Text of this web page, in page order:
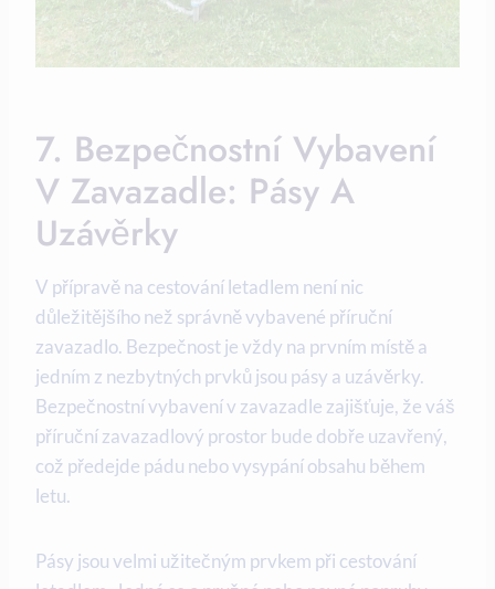
7. Bezpečnostní Vybavení
V Zavazadle: Pásy A
Uzávěrky
V přípravě na cestování letadlem není nic
důležitějšího než správně vybavené příruční
zavazadlo. Bezpečnost je vždy na prvním místě a
jedním z nezbytných prvků jsou pásy a uzávěrky.
Bezpečnostní vybavení v zavazadle zajišťuje, že váš
příruční zavazadlový prostor bude dobře uzavřený,
což předejde pádu nebo vysypání obsahu během
letu.
Pásy jsou velmi užitečným prvkem při cestování